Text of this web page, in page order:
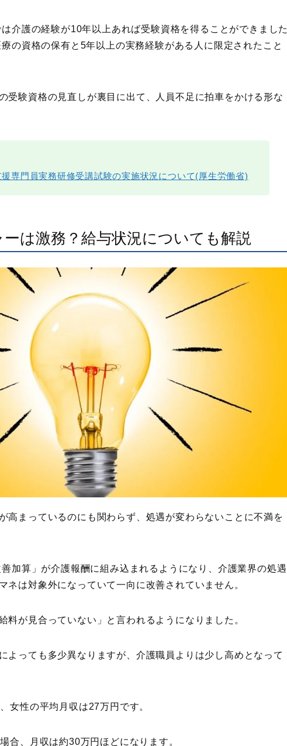
介護の経験が10年以上あれば受験資格を得ることができました
の資格の保有と5年以上の実務経験がある人に限定されたこと
受験資格の見直しが裏目に出て、人員不足に拍車をかける形な
専門員実務研修受講試験の実施状況について(厚生労働省)
は激務？給与状況についても解説
高まっているのにも関わらず、処遇が変わらないことに不満を
加算」が介護報酬に組み込まれるようになり、介護業界の処遇
ネは対象外になっていて一向に改善されていません。
料が見合っていない」と言われるようになりました。
よっても多少異なりますが、介護職員よりは少し高めとなって
女性の平均月収は27万円です。
合、月収は約30万円ほどになります。